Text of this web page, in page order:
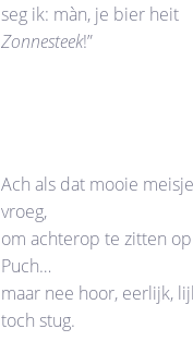
seg ik: màn, je bier heit
Zonnesteek!”
Ach als dat mooie meisje
vroeg,
om achterop te zitten op
Puch…
maar nee hoor, eerlijk,
toch stug.